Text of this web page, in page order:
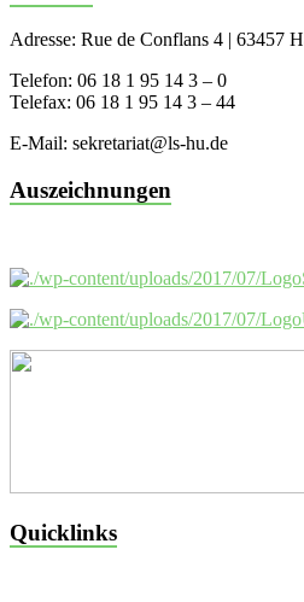
Adresse: Rue de Conflans 4 | 63457
Telefon: 06 18 1 95 14 3 – 0
Telefax: 06 18 1 95 14 3 – 44
E-Mail: sekretariat@ls-hu.de
Auszeichnungen
Quicklinks